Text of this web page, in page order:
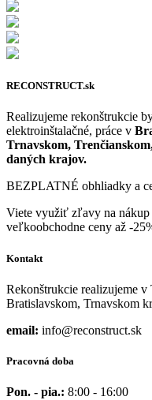
RECONSTRUCT.sk
Realizujeme rekonštrukcie
elektroinštalačné, práce v
Trnavskom,
daných krajov.
BEZPLATNÉ obhliadky a
Viete využiť zľavy na nákup
veľkoobchodne ceny až -
Kontakt
Rekonštrukcie realizujeme
Bratislavskom, Trnavskom
email: info@reconstruct.sk
Pracovná doba
Pon. - pia.: 8:00 - 16:00